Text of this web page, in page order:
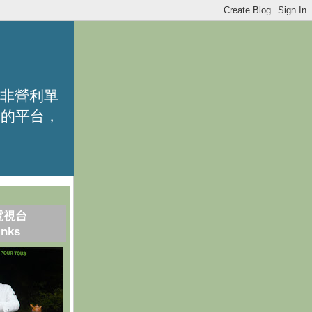
營利單
平台，
視台